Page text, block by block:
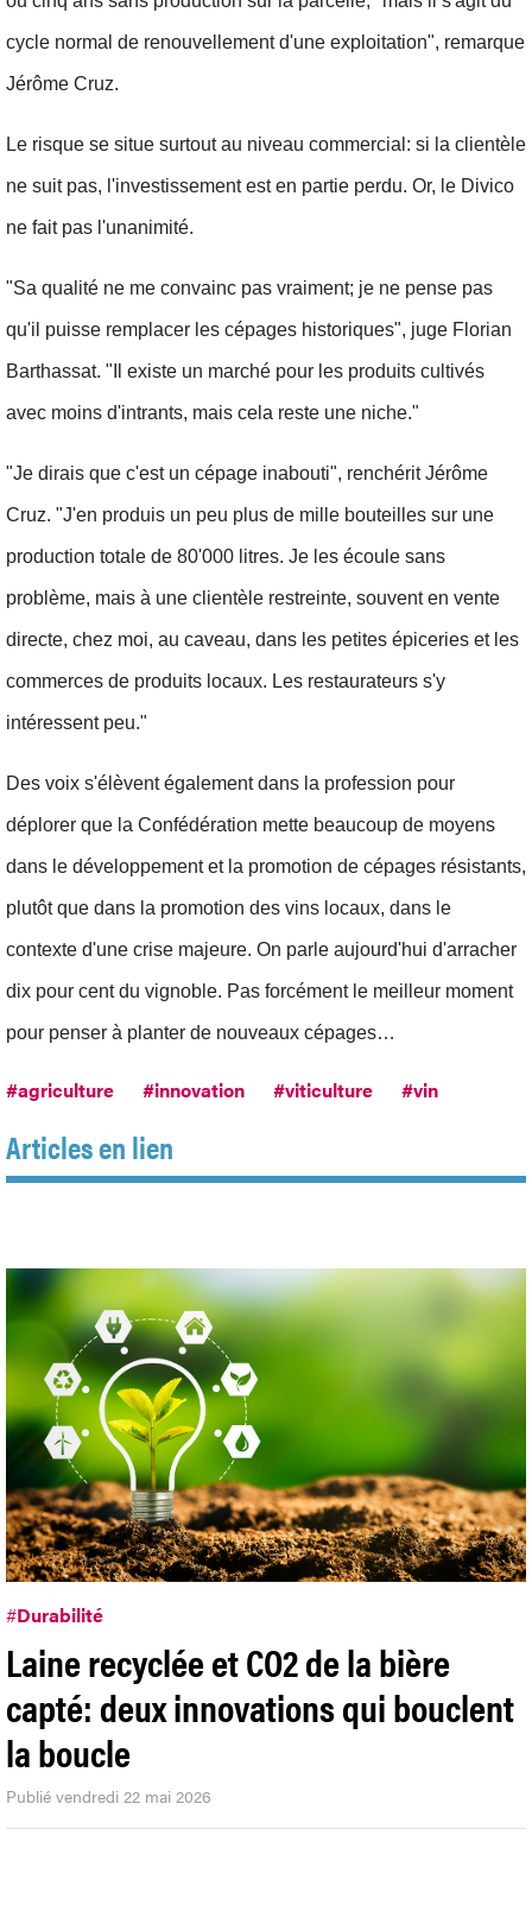
cycle normal de renouvellement d'une exploitation", remarque
Jérôme Cruz.
Le risque se situe surtout au niveau commercial: si la clientèle
ne suit pas, l'investissement est en partie perdu. Or, le Divico
ne fait pas l'unanimité.
"Sa qualité ne me convainc pas vraiment; je ne pense pas
qu'il puisse remplacer les cépages historiques", juge Florian
Barthassat. "Il existe un marché pour les produits cultivés
avec moins d'intrants, mais cela reste une niche."
"Je dirais que c'est un cépage inabouti", renchérit Jérôme
Cruz. "J'en produis un peu plus de mille bouteilles sur une
production totale de 80'000 litres. Je les écoule sans
problème, mais à une clientèle restreinte, souvent en vente
directe, chez moi, au caveau, dans les petites épiceries et les
commerces de produits locaux. Les restaurateurs s'y
intéressent peu."
Des voix s'élèvent également dans la profession pour
déplorer que la Confédération mette beaucoup de moyens
dans le développement et la promotion de cépages résistants,
plutôt que dans la promotion des vins locaux, dans le
contexte d'une crise majeure. On parle aujourd'hui d'arracher
dix pour cent du vignoble. Pas forcément le meilleur moment
pour penser à planter de nouveaux cépages…
#agriculture #innovation #viticulture #vin
Articles en lien
#Durabilité
Laine recyclée et CO2 de la bière
capté: deux innovations qui bouclent
la boucle
Publié vendredi 22 mai 2026